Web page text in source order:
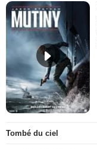
Tombé du ciel